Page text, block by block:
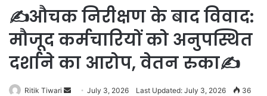
✍️औचक निरीक्षण के बाद विवाद:
मौजूद कर्मचारियों को अनुपस्थित
दर्शाने का आरोप, वेतन रुका✍️
Ritik Tiwari
SendJuly 3, 2026 Last Updated: July 3, 2026 36